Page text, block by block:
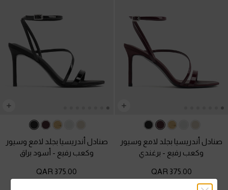
صنادل أندريسيا بجلد لامع وسيور
وكعب رفيع - برغندي
375.00 QAR
صنادل أندريسيا بجلد لامع وسيور
وكعب رفيع - أسود براق
375.00 QAR